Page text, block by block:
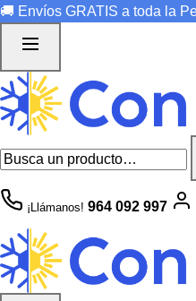
🚚 Envíos GRATIS a toda la
¡Llámanos! 964 092 997